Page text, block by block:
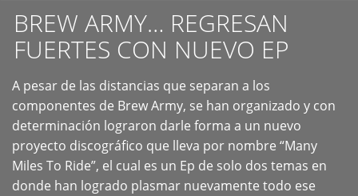
BREW ARMY… REGRESAN
FUERTES CON NUEVO EP
A pesar de las distancias que separan a los
componentes de Brew Army, se han organizado y con
determinación lograron darle forma a un nuevo
proyecto discográfico que lleva por nombre “Many
Miles To Ride”, el cual es un Ep de solo dos temas en
donde han logrado plasmar nuevamente todo ese
+